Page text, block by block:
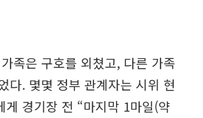
족은 구호를 외쳤고, 다른 가족
다. 몇몇 정부 관계자는 시위 현
게 경기장 전 “마지막 1마일(약